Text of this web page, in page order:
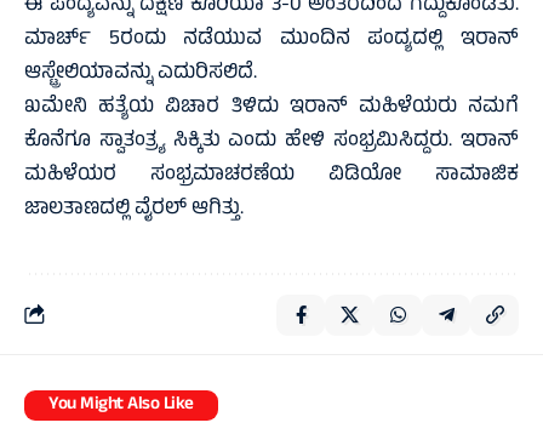
ಮಾರ್ಚ್ 5ರಂದು ನಡೆಯುವ ಮುಂದಿನ ಪಂದ್ಯದಲ್ಲಿ ಇರಾನ್‌
ಆಸ್ಟ್ರೇಲಿಯಾವನ್ನು ಎದುರಿಸಲಿದೆ.
ಖಮೇನಿ ಹತ್ಯೆಯ ವಿಚಾರ ತಿಳಿದು ಇರಾನ್‌ ಮಹಿಳೆಯರು ನಮಗೆ
ಕೊನೆಗೂ ಸ್ವಾತಂತ್ರ್ಯ ಸಿಕ್ಕಿತು ಎಂದು ಹೇಳಿ ಸಂಭ್ರಮಿಸಿದ್ದರು. ಇರಾನ್‌
ಮಹಿಳೆಯರ ಸಂಭ್ರಮಾಚರಣೆಯ ವಿಡಿಯೋ ಸಾಮಾಜಿಕ
ಜಾಲತಾಣದಲ್ಲಿ ವೈರಲ್‌ ಆಗಿತ್ತು.
You Might Also Like